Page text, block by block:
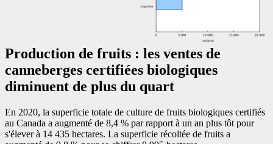
Production de fruits : les ventes de
canneberges certifiées biologiques
diminuent de plus du quart
En 2020, la superficie totale de culture de fruits biologiques certifiés
au Canada a augmenté de 8,4 % par rapport à un an plus tôt pour
s'élever à 14 435 hectares. La superficie récoltée de fruits a